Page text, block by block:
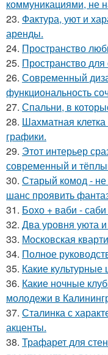
коммуникациями, не
23. Фактура, уют и
аренды.
24. Пространство
25. Пространство
26. Современный
функциональность
27. Спальни, в
28. Шахматная
графики.
29. Этот интерьер
современный и
30. Старый комод -
шанс проявить
31. Бохо + ваби -
32. Два уровня уюта
33. Московская
34. Полное
35. Какие
36. Какие ночные
молодежи в
37. Сталинка с
акценты.
38. Трафарет для